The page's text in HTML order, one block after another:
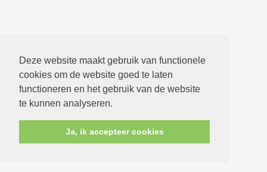
Deze website maakt gebruik van functionele
cookies om de website goed te laten
functioneren en het gebruik van de website
te kunnen analyseren.
Ja, ik accepteer cookies